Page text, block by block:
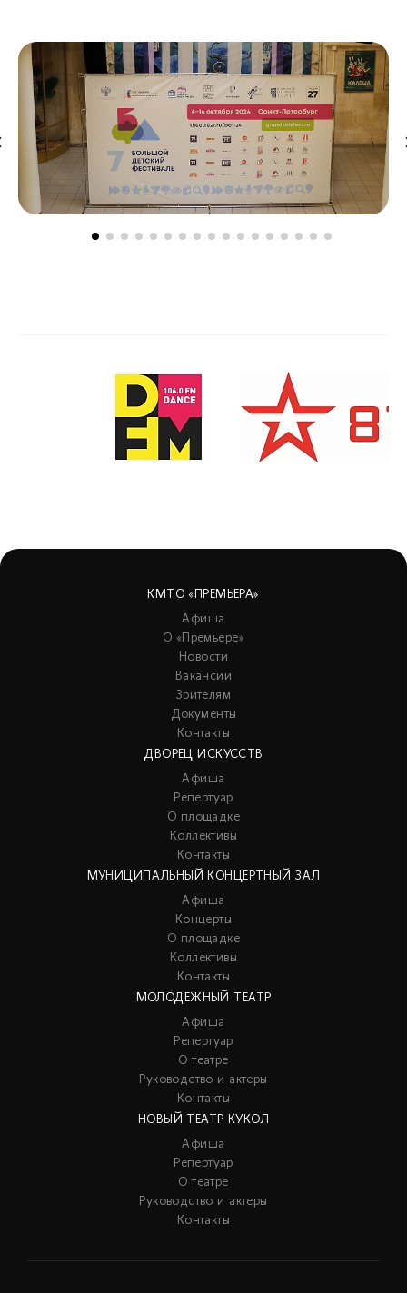
КМТО «ПРЕМЬЕРА»
Афиша
О «Премьере»
Новости
Вакансии
Зрителям
Документы
Контакты
ДВОРЕЦ ИСКУССТВ
Афиша
Репертуар
О площадке
Коллективы
Контакты
МУНИЦИПАЛЬНЫЙ КОНЦЕРТНЫЙ ЗАЛ
Афиша
Концерты
О площадке
Коллективы
Контакты
МОЛОДЕЖНЫЙ ТЕАТР
Афиша
Репертуар
О театре
Руководство и актеры
Контакты
НОВЫЙ ТЕАТР КУКОЛ
Афиша
Репертуар
О театре
Руководство и актеры
Контакты